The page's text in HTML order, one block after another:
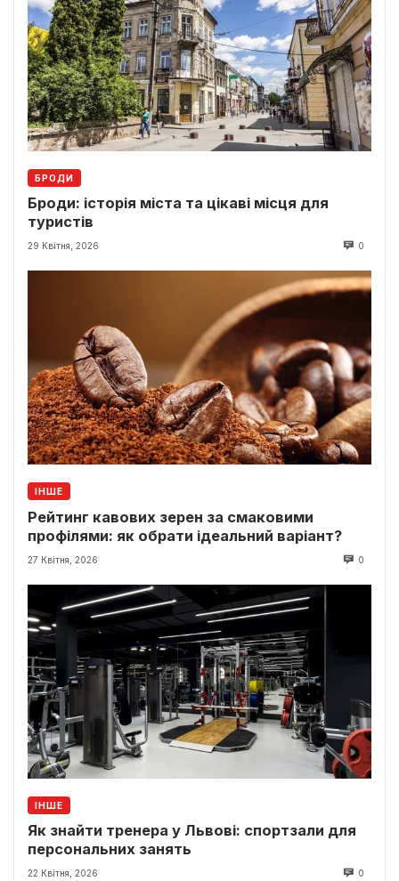
БРОДИ
Броди: історія міста та цікаві місця для
туристів
29 Квітня, 2026 0
ІНШЕ
Рейтинг кавових зерен за смаковими
профілями: як обрати ідеальний варіант?
27 Квітня, 2026 0
ІНШЕ
Як знайти тренера у Львові: спортзали для
персональних занять
22 Квітня, 2026 0